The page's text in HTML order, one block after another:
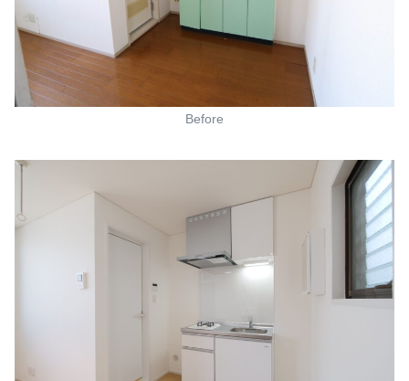
Before